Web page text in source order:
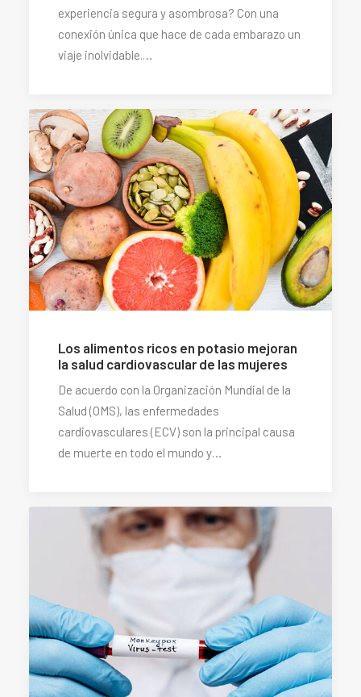
experiencia segura y asombrosa? Con una
conexión única que hace de cada embarazo un
viaje inolvidable.…
Los alimentos ricos en potasio mejoran
la salud cardiovascular de las mujeres
De acuerdo con la Organización Mundial de la
Salud (OMS), las enfermedades
cardiovasculares (ECV) son la principal causa
de muerte en todo el mundo y…